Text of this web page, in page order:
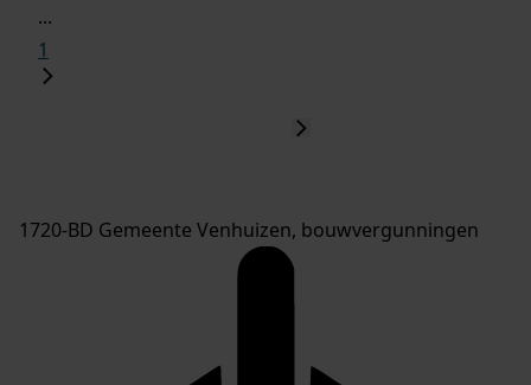
...
1
1720-BD Gemeente Venhuizen, bouwvergunningen